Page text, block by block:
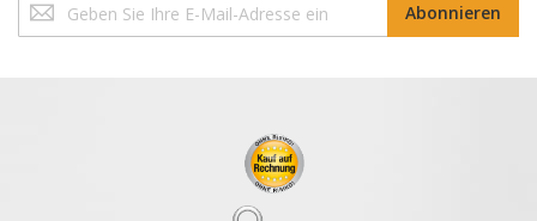
Sie
sich
Abonnieren